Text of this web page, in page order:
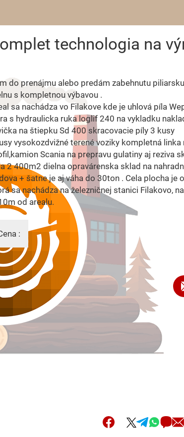
technologia na
do prenájmu alebo predám zabehnutu
s kompletnou výbavou .
sa nachádza vo Filakove kde je uhlová píla
s hydraulicka ruka loglif 240 na vykladku
na štiepku Sd 400 skracovacie píly 3 kusy
vysokozdvižné terené voziky kompletná
Scania na prepravu gulatiny aj reziva
2 400m2 dielna opravárenska sklad na
+ šatne je aj váha do 30ton . Cela plocha je
sa nachádza na železničnej stanici Filakovo,
od arealu.
: